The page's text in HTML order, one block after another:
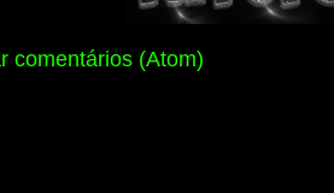
comentários (Atom)